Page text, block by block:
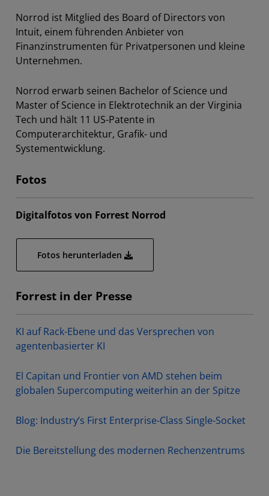
Norrod ist Mitglied des Board of Directors von
Intuit, einem führenden Anbieter von
Finanzinstrumenten für Privatpersonen und kleine
Unternehmen.
Norrod erwarb seinen Bachelor of Science und
Master of Science in Elektrotechnik an der Virginia
Tech und hält 11 US-Patente in
Computerarchitektur, Grafik- und
Systementwicklung.
Fotos
Digitalfotos von Forrest Norrod
Fotos herunterladen
Forrest in der Presse
KI auf Rack-Ebene und das Versprechen von
agentenbasierter KI
El Capitan und Frontier von AMD stehen beim
globalen Supercomputing weiterhin an der Spitze
Blog: Industry’s First Enterprise-Class Single-Socket
Die Bereitstellung des modernen Rechenzentrums